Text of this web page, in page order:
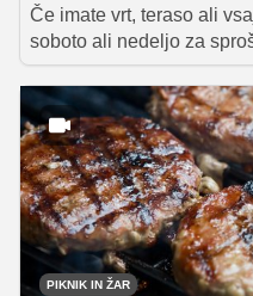
Če imate vrt, teraso ali
soboto ali nedeljo za
z žara. V nadaljevanju
pripraviti preprost, a
tako gurmane kot tudi
PIKNIK IN ŽAR